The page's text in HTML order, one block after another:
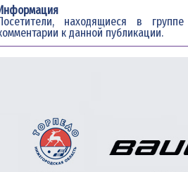
находящиеся в группе
к данной публикации.